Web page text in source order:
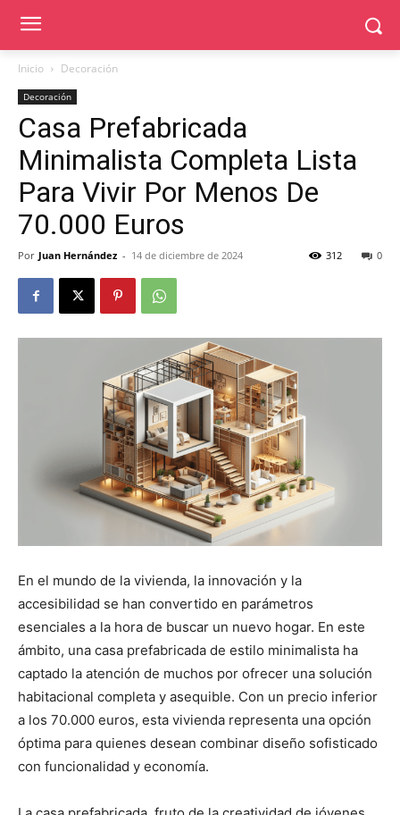
Inicio Decoración
Decoración
Casa Prefabricada
Minimalista Completa Lista
Para Vivir Por Menos De
70.000 Euros
Por Juan Hernández - 14 de diciembre de 2024 0
312
En el mundo de la vivienda, la innovación y la
accesibilidad se han convertido en parámetros
esenciales a la hora de buscar un nuevo hogar. En este
ámbito, una casa prefabricada de estilo minimalista ha
captado la atención de muchos por ofrecer una solución
habitacional completa y asequible. Con un precio inferior
a los 70.000 euros, esta vivienda representa una opción
óptima para quienes desean combinar diseño sofisticado
con funcionalidad y economía.